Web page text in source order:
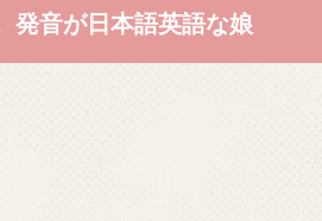
発音が日本語英語な娘